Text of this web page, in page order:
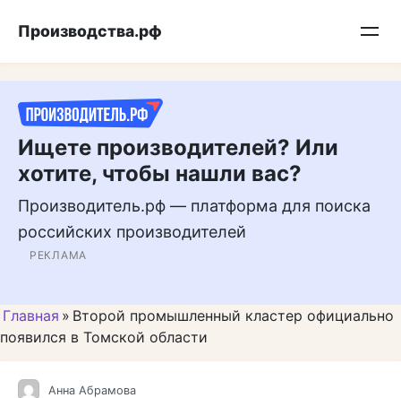
Подписывайтесь на нас в MAX
Производства.рф
Ищете производителей? Или
хотите, чтобы нашли вас?
Производитель.рф — платформа для поиска
российских производителей
РЕКЛАМА
Главная » Второй промышленный кластер официально
появился в Томской области
Анна Абрамова